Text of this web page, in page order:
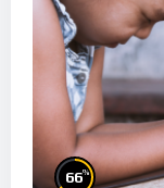
66%